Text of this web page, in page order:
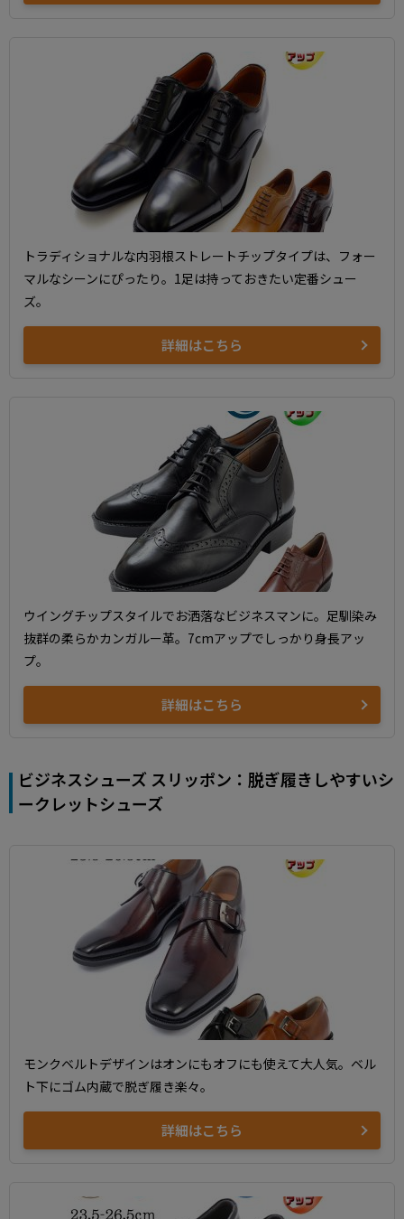
トラディショナルな内羽根ストレートチップタイプは、フォー
マルなシーンにぴったり。1足は持っておきたい定番シュー
ズ。
詳細はこちら
ウイングチップスタイルでお洒落なビジネスマンに。足馴染み
抜群の柔らかカンガルー革。7cmアップでしっかり身長アッ
プ。
詳細はこちら
ビジネスシューズ スリッポン：脱ぎ履きしやすいシ
ークレットシューズ
モンクベルトデザインはオンにもオフにも使えて大人気。ベル
ト下にゴム内蔵で脱ぎ履き楽々。
詳細はこちら